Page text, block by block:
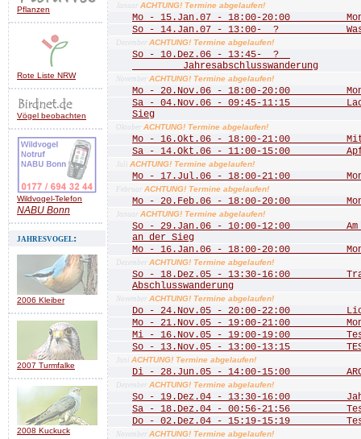
Pflanzen
Rote Liste NRW
Vögel beobachten
Wildvogel-Telefon
NABU Bonn
jahresvogel:
2006 Kleiber
2007 Turmfalke
2008 Kuckuck
Januar ACHTUNG! Termine abgelaufen!
Mo - 15.Jan.07 - 18:00-20:00
So - 14.Jan.07 - 13:00- ?
Dezember ACHTUNG! Termine abgelaufen!
So - 10.Dez.06 - 13:45- ?
Jahresabschlusswanderung
November ACHTUNG! Termine abgelaufen!
Mo - 20.Nov.06 - 18:00-20:00
Sa - 04.Nov.06 - 09:45-11:15
Sieg
Oktober ACHTUNG! Termine abgelaufen!
Mo - 16.Okt.06 - 18:00-21:00
Sa - 14.Okt.06 - 11:00-15:00
Juli ACHTUNG! Termine abgelaufen!
Mo - 17.Jul.06 - 18:00-21:00
Februar ACHTUNG! Termine abgelaufen!
Mo - 20.Feb.06 - 18:00-20:00
Januar ACHTUNG! Termine abgelaufen!
So - 29.Jan.06 - 10:00-12:00 Am
an der Sieg
Mo - 16.Jan.06 - 18:00-20:00
Dezember ACHTUNG! Termine abgelaufen!
So - 18.Dez.05 - 13:30-16:00
Abschlusswanderung
November ACHTUNG! Termine abgelaufen!
Do - 24.Nov.05 - 20:00-22:00
Mo - 21.Nov.05 - 19:00-21:00
Mi - 16.Nov.05 - 19:00-19:00
So - 13.Nov.05 - 13:00-13:15
Juni ACHTUNG! Termine abgelaufen!
Di - 28.Jun.05 - 14:00-15:00
Dezember ACHTUNG! Termine abgelaufen!
So - 19.Dez.04 - 13:30-16:00
Sa - 18.Dez.04 - 00:56-21:56
Do - 02.Dez.04 - 15:19-15:19 Test
November ACHTUNG! Termine abgelaufen!